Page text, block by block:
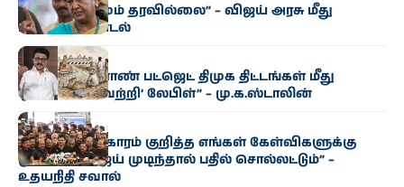
“எந்த மாற்றமும் தரவில்லை” – விஜய் அரசு மீது
பிரேமலதா சாடல்
அரசியல்
“தமிழக வேளாண் பட்ஜெட் திமுக திட்டங்கள் மீது
ஒட்டப்பட்ட ‘வெற்றி’ லேபிள்” – மு.க.ஸ்டாலின்
அரசியல்
“காவிரி விவகாரம் குறித்த எங்கள் கேள்விகளுக்கு
முதல்வர் விஜய் முடிந்தால் பதில் சொல்லட்டும்” –
உதயநிதி சவால்